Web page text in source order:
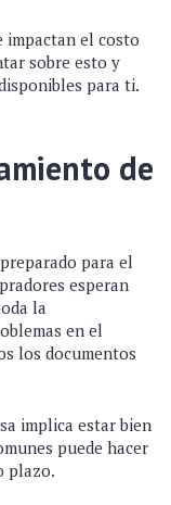
impactan el costo
sobre esto y
para ti.
de
para el
esperan
la
en el
los documentos
implica estar bien
puede hacer
plazo.